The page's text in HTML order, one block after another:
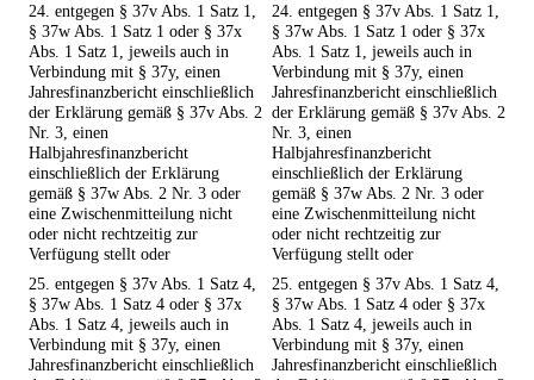
24. entgegen § 37v Abs. 1 Satz 1,
§ 37w Abs. 1 Satz 1 oder § 37x
Abs. 1 Satz 1, jeweils auch in
Verbindung mit § 37y, einen
Jahresfinanzbericht einschließlich
der Erklärung gemäß § 37v Abs. 2
Nr. 3, einen
Halbjahresfinanzbericht
einschließlich der Erklärung
gemäß § 37w Abs. 2 Nr. 3 oder
eine Zwischenmitteilung nicht
oder nicht rechtzeitig zur
Verfügung stellt oder
24. entgegen § 37v Abs. 1 Satz 1,
§ 37w Abs. 1 Satz 1 oder § 37x
Abs. 1 Satz 1, jeweils auch in
Verbindung mit § 37y, einen
Jahresfinanzbericht einschließlich
der Erklärung gemäß § 37v Abs. 2
Nr. 3, einen
Halbjahresfinanzbericht
einschließlich der Erklärung
gemäß § 37w Abs. 2 Nr. 3 oder
eine Zwischenmitteilung nicht
oder nicht rechtzeitig zur
Verfügung stellt oder
25. entgegen § 37v Abs. 1 Satz 4,
§ 37w Abs. 1 Satz 4 oder § 37x
Abs. 1 Satz 4, jeweils auch in
Verbindung mit § 37y, einen
Jahresfinanzbericht einschließlich
25. entgegen § 37v Abs. 1 Satz 4,
§ 37w Abs. 1 Satz 4 oder § 37x
Abs. 1 Satz 4, jeweils auch in
Verbindung mit § 37y, einen
Jahresfinanzbericht einschließlich